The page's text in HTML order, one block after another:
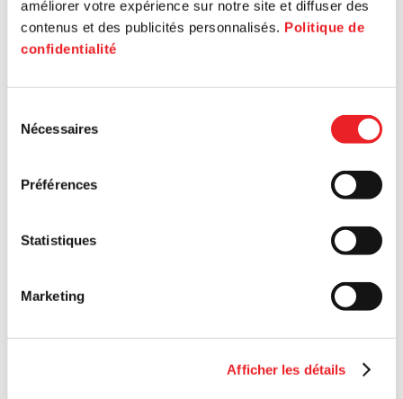
améliorer votre expérience sur notre site et diffuser des
contenus et des publicités personnalisés. Politique de
confidentialité
Nécessaires
Préférences
Statistiques
Marketing
Afficher les détails